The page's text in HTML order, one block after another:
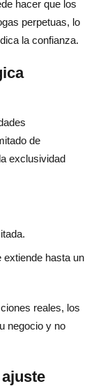
hacer que los
perpetuas, lo
la confianza.
de
exclusividad
extiende hasta un
reales, los
negocio y no